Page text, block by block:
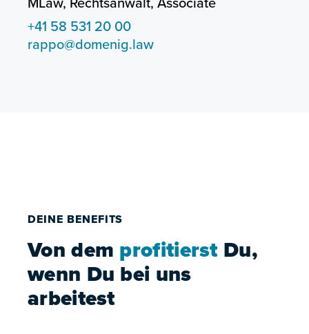
+41 58 531 20 00
rappo@domenig.law
DEINE BENEFITS
Von dem profitierst Du,
wenn Du bei uns
arbeitest